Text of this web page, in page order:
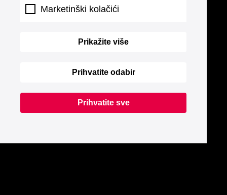
Marketinški kolačići
Prikažite više
Prihvatite odabir
Prihvatite sve